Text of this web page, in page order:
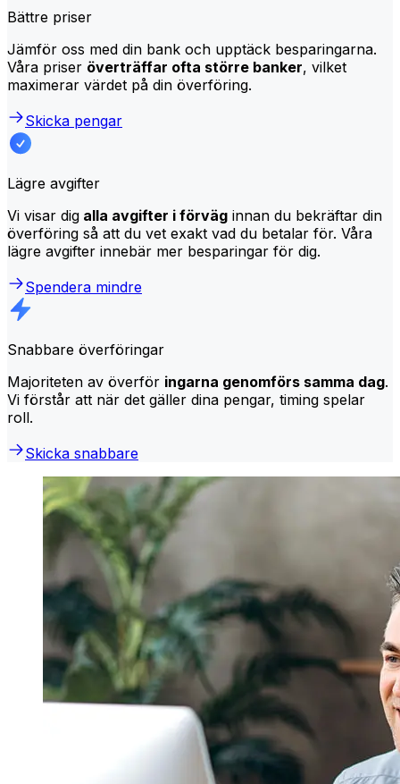
Bättre priser
Jämför oss med din bank och upptäck besparingarna.
Våra priser överträffar ofta större banker, vilket
maximerar värdet på din överföring.
Skicka pengar
Lägre avgifter
Vi visar dig alla avgifter i förväg innan du bekräftar din
överföring så att du vet exakt vad du betalar för. Våra
lägre avgifter innebär mer besparingar för dig.
Spendera mindre
Snabbare överföringar
Majoriteten av överför ingarna genomförs samma dag.
Vi förstår att när det gäller dina pengar, timing spelar
roll.
Skicka snabbare